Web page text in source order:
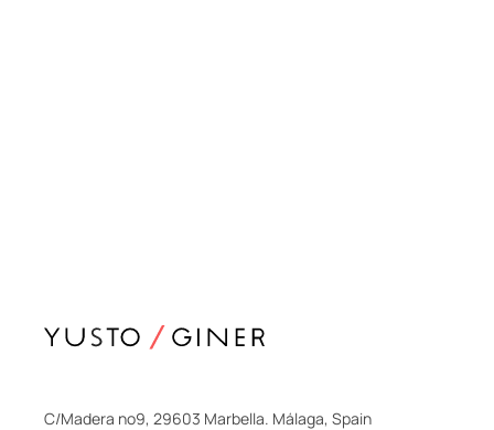
C/Madera nº9, 29603 Marbella. Málaga, Spain